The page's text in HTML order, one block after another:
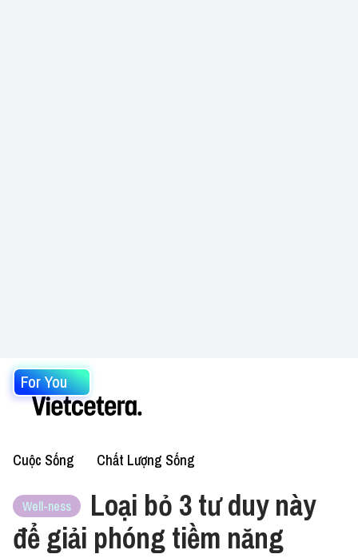
For You
Cuộc Sống Chất Lượng Sống
Well-ness
Loại bỏ 3 tư duy này
để giải phóng tiềm năng